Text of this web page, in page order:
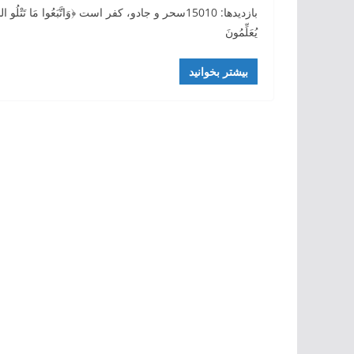
بازدیدها: 15010سحر و جادو، کفر است
يُعَلِّمُونَ
بیشتر بخوانید